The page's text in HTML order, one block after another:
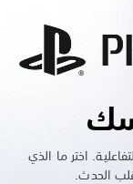
اختر ما الذي